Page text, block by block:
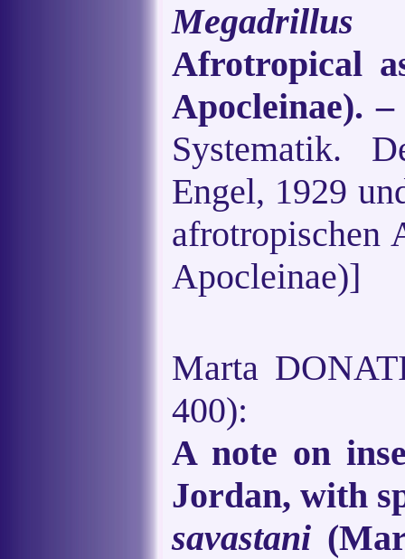
Megadrillus
Afrotropical
Apocleinae). –
Systematik.
Engel, 1929
afrotropischen
Apocleinae)]
Marta
400):
A note on
Jordan, with
savastani